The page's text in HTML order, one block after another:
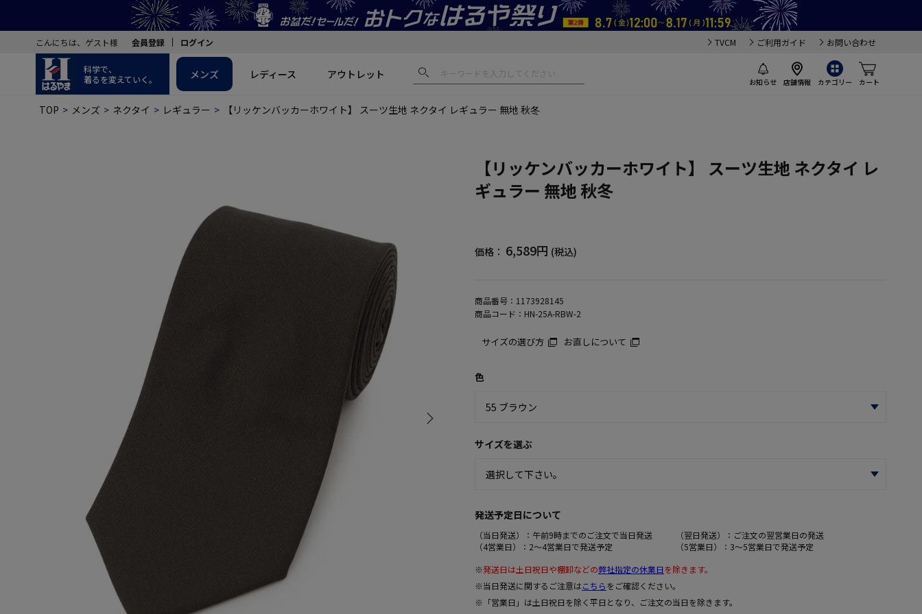
こんにちは、ゲスト様 会員登録 ログイン TVCM ご利用ガイド お問い合わせ
科学で、
着るを変えていく。
お知らせ 店舗情報 カテゴリー カート
メンズ レディース アウトレット
TOP メンズ ネクタイ レギュラー 【リッケンバッカーホワイト】 スーツ生地 ネクタイ レギュラー 無地 秋冬
【リッケンバッカーホワイト】 スーツ生地 ネクタイ レ
ギュラー 無地 秋冬
価格： 6,589円 (税込)
商品番号： 1173928145
商品コード： HN-25A-RBW-2
サイズの選び方 お直しについて
色
サイズを選ぶ
発送予定日について
（当日発送）：午前9時までのご注文で当日発送
（翌日発送）：ご注文の翌営業日の発送
（4営業日）：2～4営業日で発送予定
（5営業日）：3～5営業日で発送予定
※発送日は土日祝日や棚卸などの弊社指定の休業日を除きます。
※当日発送に関するご注意はこちらをご確認ください。
※「営業日」は土日祝日を除く平日となり、ご注文の当日を除きます。